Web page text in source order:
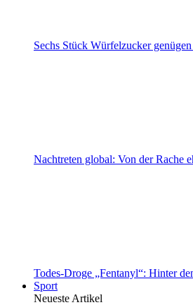
Sechs Stück Würfelzucker
Nachtreten global: Von der Rache
Todes-Droge „Fentanyl“: Hinter
Sport
Neueste Artikel